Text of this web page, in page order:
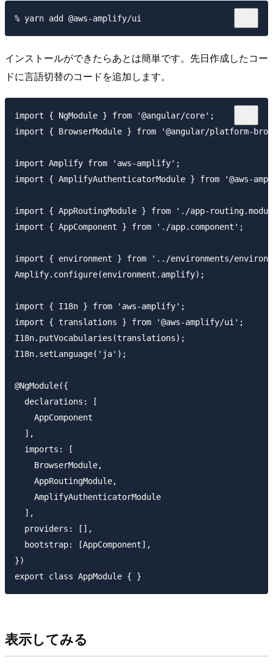
インストールができたらあとは簡単です。先日作成したコー
ドに言語切替のコードを追加します。
import { NgModule } from '@angular/core';
import { BrowserModule } from '@angular/platform-
import Amplify from 'aws-amplify';
import { AmplifyAuthenticatorModule } from '@aws-
import { AppRoutingModule } from './app-
import { AppComponent } from './app.component';
import { environment } from '../environments/
Amplify.configure(environment.amplify);
import { I18n } from 'aws-amplify';
import { translations } from '@aws-amplify/ui';
I18n.putVocabularies(translations);
I18n.setLanguage('ja');
@NgModule({
  declarations: [
    AppComponent
  ],
  imports: [
    BrowserModule,
    AppRoutingModule,
    AmplifyAuthenticatorModule
  ],
  providers: [],
  bootstrap: [AppComponent],
})
表示してみる